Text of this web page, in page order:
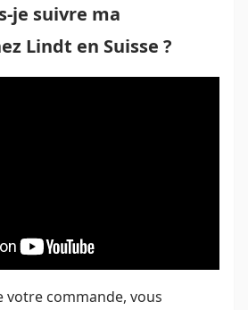
je suivre ma
Lindt en Suisse ?
votre commande, vous